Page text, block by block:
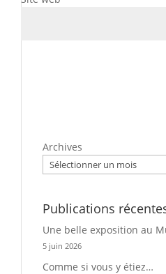
Archives
Publications
Une belle exposition au
5 juin 2026
Comme si vous y étiez…